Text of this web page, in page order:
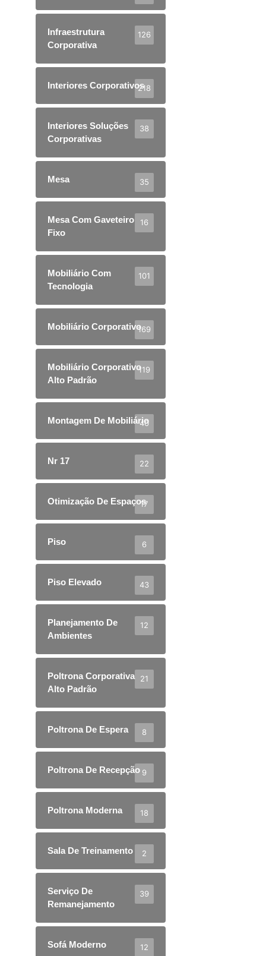
Infraestrutura
Corporativa
126
Interiores Corporativos218
Interiores Soluções
Corporativas
38
Mesa 35
Mesa Com Gaveteiro
Fixo
16
Mobiliário Com
Tecnologia
101
Mobiliário Corporativo169
Mobiliário Corporativo
Alto Padrão
119
Montagem De Mobiliário
40
Nr 17 22
Otimização De Espaços
17
Piso 6
Piso Elevado 43
Planejamento De
Ambientes
12
Poltrona Corporativa
Alto Padrão
21
Poltrona De Espera 8
Poltrona De Recepção 9
Poltrona Moderna 18
Sala De Treinamento 2
Serviço De
Remanejamento
39
Sofá Moderno 12